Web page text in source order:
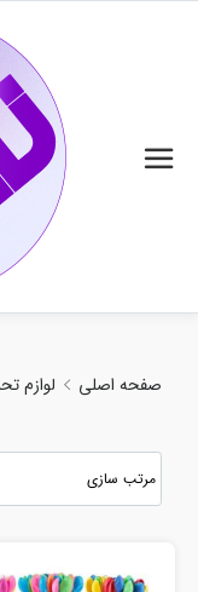
صفحه اصلی لوازم